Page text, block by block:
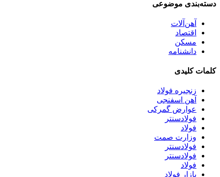
دسته‌بندی موضوعی
آهن‌آلات
اقتصاد
مسکن
دانشنامه
کلمات کلیدی
زنجیره فولاد
آهن اسفنجی
عوارض گمرکی
فولادسنتر
فولاد
وزارت صمت
فولادسنتر
فولادسنتر
فولاد
بازار فولاد